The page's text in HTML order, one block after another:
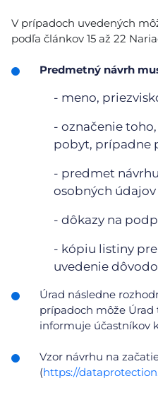
V prípadoch uvedených
podľa článkov 15 až 22
Predmetný návrh
- meno,
- označenie
pobyt, prípadne
- predmet
osobných
- dôkazy na
- kópiu listiny
uvedenie
Úrad následne
prípadoch môže Úrad
informuje účastníkov
Vzor návrhu na
(https://